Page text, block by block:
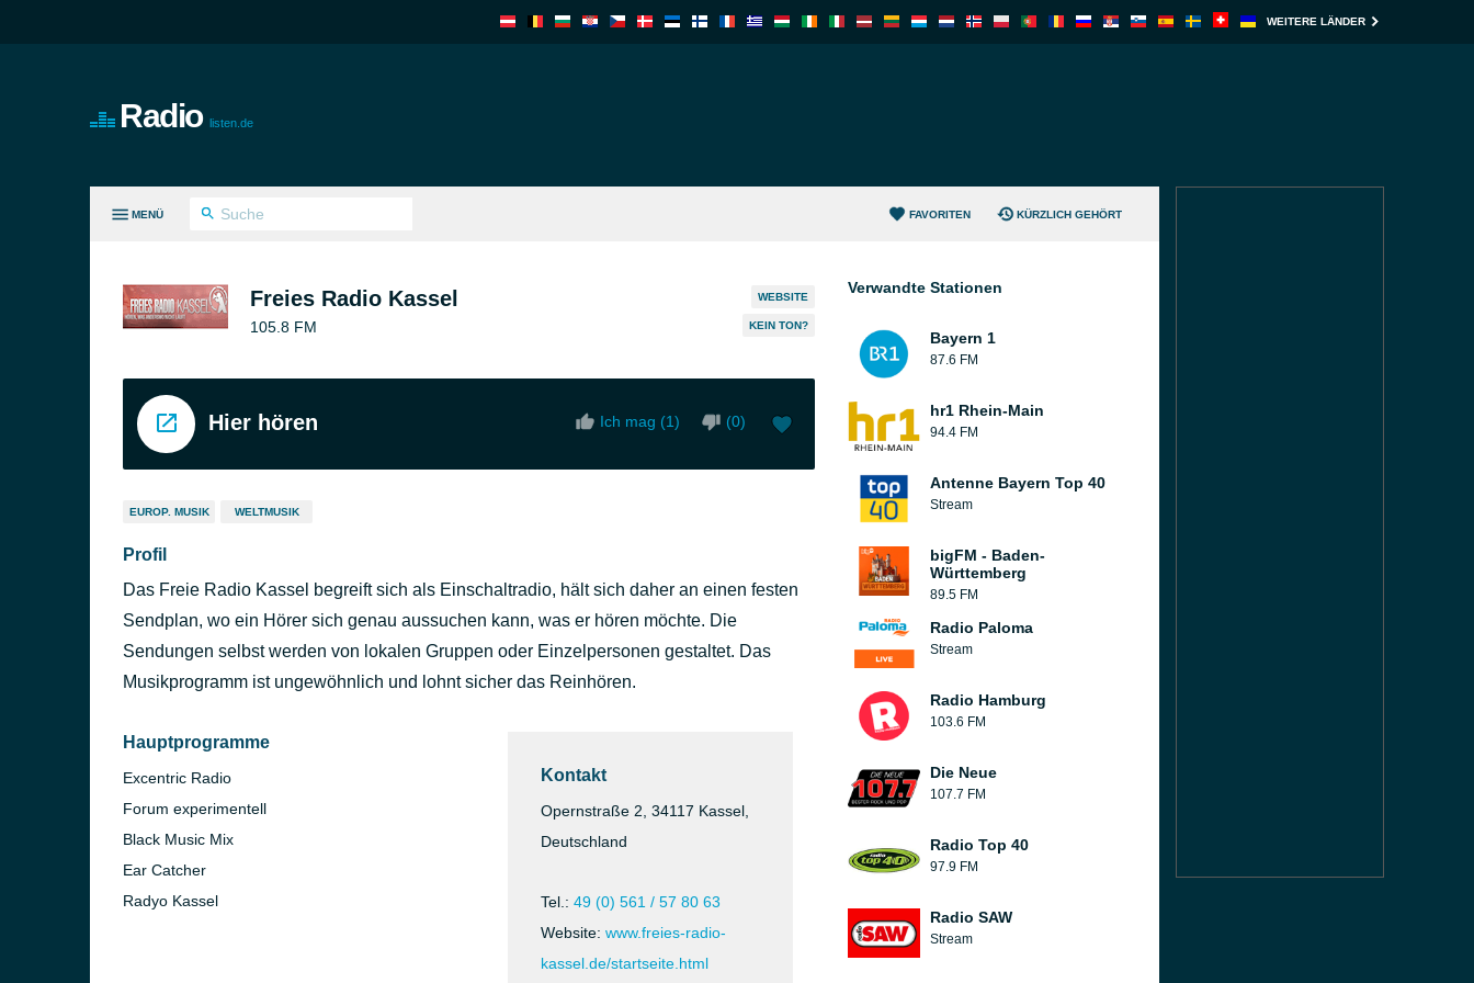
WEITERE LÄNDER
Radio listen.de
MENÜ FAVORITEN KÜRZLICH GEHÖRT
Freies Radio Kassel
105.8 FM
WEBSITE
KEIN TON?
Hier hören Ich mag (1) (0)
EUROP. MUSIK WELTMUSIK
Profil
Das Freie Radio Kassel begreift sich als Einschaltradio, hält sich daher an einen festen
Sendplan, wo ein Hörer sich genau aussuchen kann, was er hören möchte. Die
Sendungen selbst werden von lokalen Gruppen oder Einzelpersonen gestaltet. Das
Musikprogramm ist ungewöhnlich und lohnt sicher das Reinhören.
Hauptprogramme
Excentric Radio
Forum experimentell
Black Music Mix
Ear Catcher
Radyo Kassel
Kontakt
Opernstraße 2, 34117 Kassel,
Deutschland
Tel.: 49 (0) 561 / 57 80 63
Website: www.freies-radio-
kassel.de/startseite.html
Verwandte Stationen
Bayern 1
87.6 FM
hr1 Rhein-Main
94.4 FM
Antenne Bayern Top 40
Stream
bigFM - Baden-
Württemberg
89.5 FM
Radio Paloma
Stream
Radio Hamburg
103.6 FM
Die Neue
107.7 FM
Radio Top 40
97.9 FM
Radio SAW
Stream